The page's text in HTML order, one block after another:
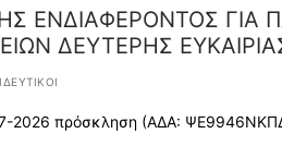
ΕΝΔΙΑΦΕΡΟΝΤΟΣ ΓΙΑ
ΔΕΥΤΕΡΗΣ
2026 πρόσκληση (ΑΔΑ: